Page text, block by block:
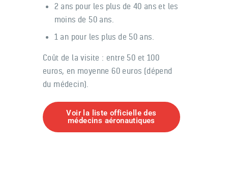
2 ans pour les plus de 40 ans et les
moins de 50 ans.
1 an pour les plus de 50 ans.
Coût de la visite : entre 50 et 100
euros, en moyenne 60 euros (dépend
du médecin).
Voir la liste officielle des
médecins aéronautiques